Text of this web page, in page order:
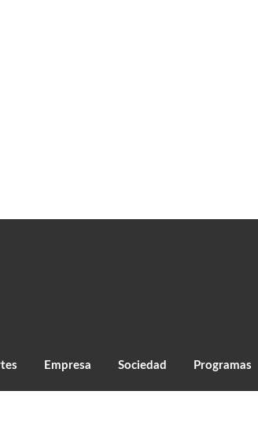
Empresa Sociedad Programas